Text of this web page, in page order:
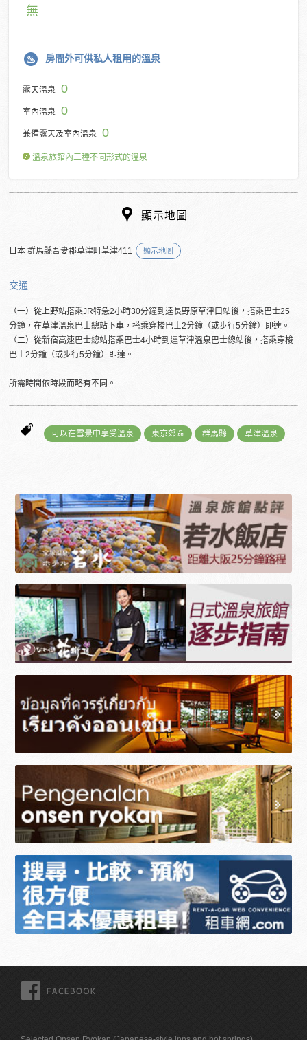
無
房間外可供私人租用的溫泉
露天溫泉 0
室內溫泉 0
兼備露天及室內溫泉 0
溫泉旅館內三種不同形式的溫泉
顯示地圖
日本 群馬縣吾妻郡草津町草津411 顯示地圖
交通
（一）從上野站搭乘JR特急2小時30分鐘到達長野原草津口站後，搭乘巴士25
分鐘，在草津溫泉巴士總站下車，搭乘穿梭巴士2分鐘（或步行5分鐘）即達。
（二）從新宿高速巴士總站搭乘巴士4小時到達草津溫泉巴士總站後，搭乘穿梭
巴士2分鐘（或步行5分鐘）即達。
所需時間依時段而略有不同。
可以在雪景中享受溫泉 東京郊區 群馬縣 草津溫泉